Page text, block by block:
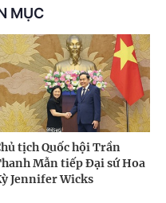
MỤC
tịch Quốc hội Trần
Mẫn tiếp Đại sứ Hoa
Jennifer Wicks